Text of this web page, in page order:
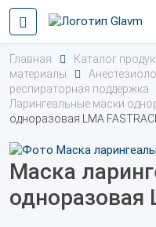
Главная Каталог
материалы
респираторная поддержка
Ларингеальные маски
одноразовая LMA
Маска
одноразовая